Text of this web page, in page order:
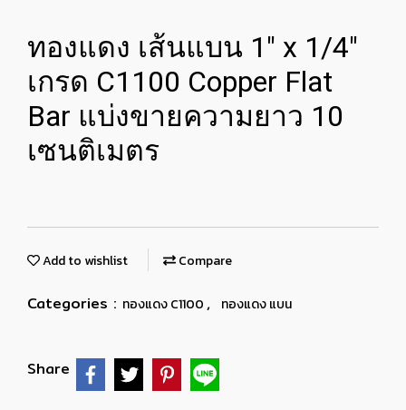
ทองแดง เส้นแบน 1" x 1/4"
เกรด C1100 Copper Flat
Bar แบ่งขายความยาว 10
เซนติเมตร
Add to wishlist Compare
Categories : ทองแดง C1100, ทองแดง แบน
Share